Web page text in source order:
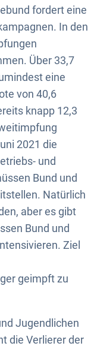
fordert eine
In den
Über 33,7
eine
von 40,6
knapp 12,3
2021 die
und
Bund und
Natürlich
aber es gibt
Bund und
Ziel
geimpft zu
Jugendlichen
die Verlierer der